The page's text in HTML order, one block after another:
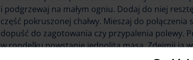
i podgrzewaj na małym ogniu. Dodaj do niej
część pokruszonej chałwy. Mieszaj do połączenia
dopuść do zagotowania czy przypalenia polewy.
w rondelku powstanie jednolita masa. Zdejmij ją